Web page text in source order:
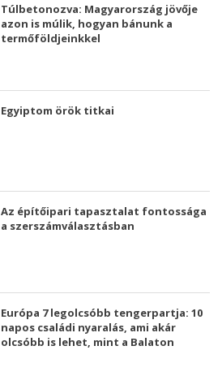
Túlbetonozva: Magyarország jövője
azon is múlik, hogyan bánunk a
termőföldjeinkkel
Egyiptom örök titkai
Az építőipari tapasztalat fontossága
a szerszámválasztásban
Európa 7 legolcsóbb tengerpartja: 10
napos családi nyaralás, ami akár
olcsóbb is lehet, mint a Balaton